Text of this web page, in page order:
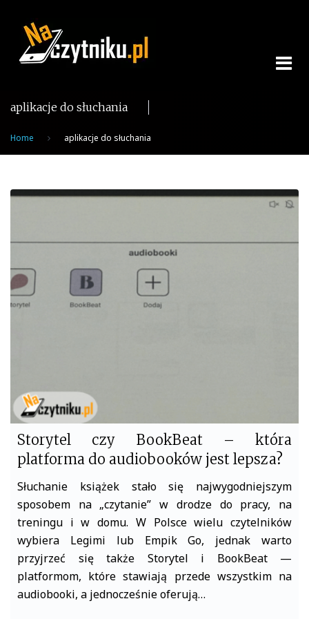
content
aplikacje do słuchania
Home aplikacje do słuchania
Tag:
do
słuchania
Storytel czy BookBeat – która
platforma do audiobooków jest lepsza?
Słuchanie książek stało się najwygodniejszym
sposobem na „czytanie” w drodze do pracy, na
treningu i w domu. W Polsce wielu czytelników
wybiera Legimi lub Empik Go, jednak warto
przyjrzeć się także Storytel i BookBeat —
platformom, które stawiają przede wszystkim na
audiobooki, a jednocześnie oferują…